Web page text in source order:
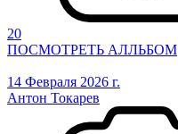
20
ПОСМОТРЕТЬ АЛЛЬБОМ
14 Февраля 2026 г.
Антон Токарев